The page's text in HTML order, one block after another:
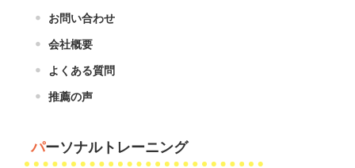
お問い合わせ
会社概要
よくある質問
推薦の声
パーソナルトレーニング